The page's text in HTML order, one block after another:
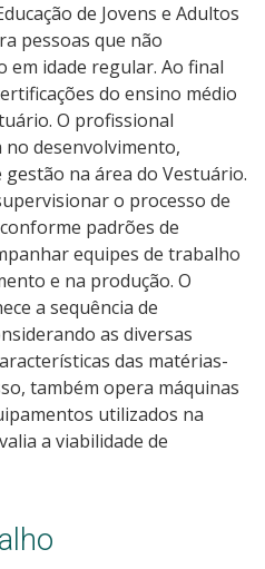
de Jovens e Adultos
pessoas que não
em idade regular. Ao final
do ensino médio
O profissional
desenvolvimento,
na área do Vestuário.
o processo de
padrões de
equipes de trabalho
e na produção. O
a sequência de
as diversas
das matérias-
também opera máquinas
utilizados na
a viabilidade de